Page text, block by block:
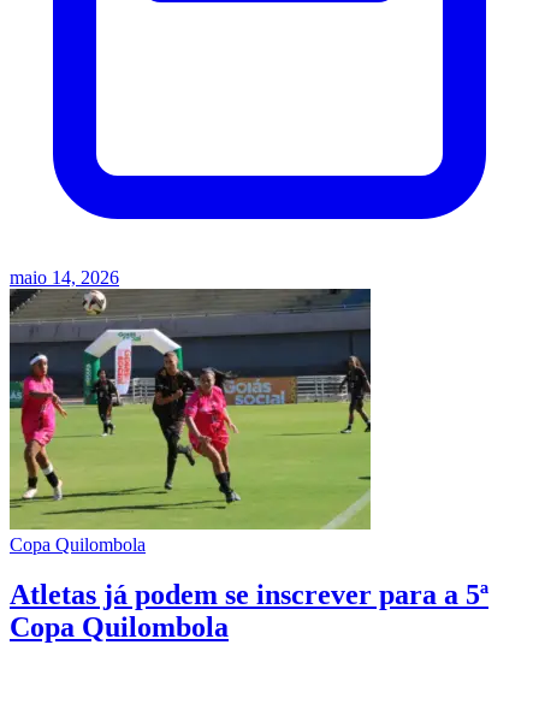
maio 14, 2026
Copa Quilombola
Atletas já podem se inscrever para a 5ª
Copa Quilombola